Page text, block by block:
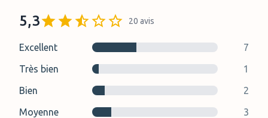
5,3 20 avis
Excellent
7
Très bien
1
Bien
2
Moyenne
3